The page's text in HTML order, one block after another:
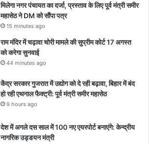
मिलेगा नगर पंचायत का दर्जा, प्रस्ताव के लिए पूर्व मंत्री समीर
महासेठ ने DM को सौंपा पत्र
15 minutes ago
राम मंदिर में चढ़ावा चोरी मामले की सुप्रीम कोर्ट 17 अगस्त
को करेगा सुनवाई
44 minutes ago
केंद्र सरकार गुजरात में उद्योग को दे रही बढ़ावा, बिहार में बंद
हो रही एथनाल फैक्ट्री: पूर्व मंत्री समीर महासेठ
9 hours ago
देश में अगले दस साल में 100 नए एयरपोर्ट बनाएंगे: केन्द्रीय
नागरिक उड्डयन मंत्री